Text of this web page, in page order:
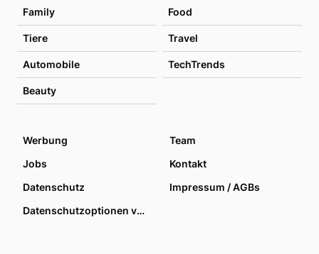
Family Food
Tiere Travel
Automobile TechTrends
Beauty
Werbung
Team
Jobs
Kontakt
Datenschutz
Impressum / AGBs
Datenschutzoptionen verwalten